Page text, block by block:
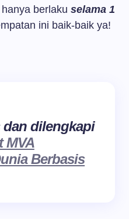
berlaku selama 1
ini baik-baik ya!
dilengkapi
MVA
Berbasis